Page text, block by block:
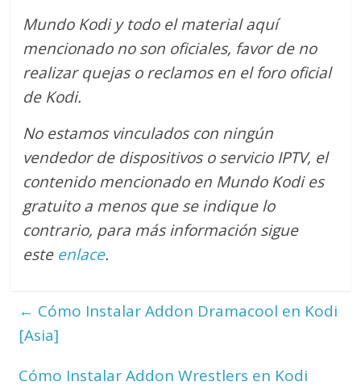
Mundo Kodi y todo el material aquí
mencionado no son oficiales, favor de no
realizar quejas o reclamos en el foro oficial
de Kodi.
No estamos vinculados con ningún
vendedor de dispositivos o servicio IPTV, el
contenido mencionado en Mundo Kodi es
gratuito a menos que se indique lo
contrario, para más información sigue
este enlace.
← Cómo Instalar Addon Dramacool en Kodi
[Asia]
Cómo Instalar Addon Wrestlers en Kodi